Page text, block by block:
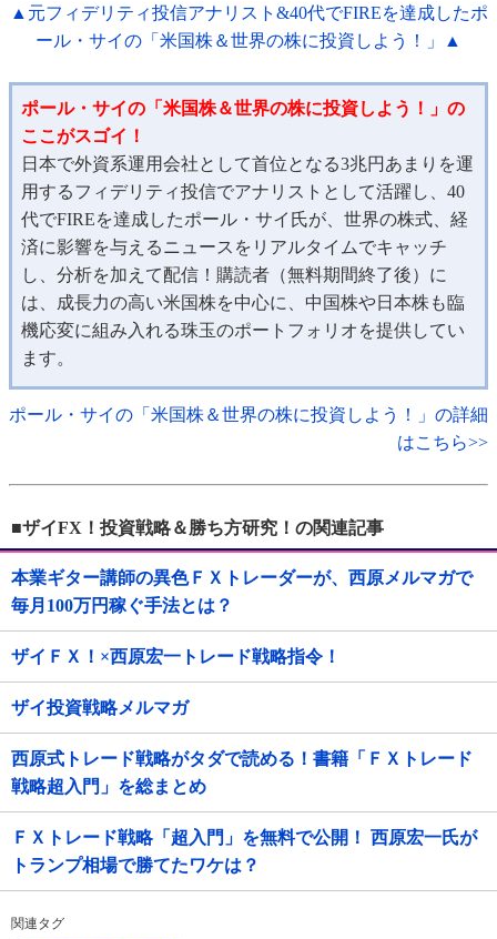
▲元フィデリティ投信アナリスト&40代でFIREを達成したポ
ール・サイの「米国株＆世界の株に投資しよう！」▲
ポール・サイの「米国株＆世界の株に投資しよう！」の
ここがスゴイ！
日本で外資系運用会社として首位となる3兆円あまりを運
用するフィデリティ投信でアナリストとして活躍し、40
代でFIREを達成したポール・サイ氏が、世界の株式、経
済に影響を与えるニュースをリアルタイムでキャッチ
し、分析を加えて配信！購読者（無料期間終了後）に
は、成長力の高い米国株を中心に、中国株や日本株も臨
機応変に組み入れる珠玉のポートフォリオを提供してい
ます。
ポール・サイの「米国株＆世界の株に投資しよう！」の詳細
はこちら>>
■ザイFX！投資戦略＆勝ち方研究！の関連記事
本業ギター講師の異色ＦＸトレーダーが、西原メルマガで
毎月100万円稼ぐ手法とは？
ザイＦＸ！×西原宏一トレード戦略指令！
ザイ投資戦略メルマガ
西原式トレード戦略がタダで読める！書籍「ＦＸトレード
戦略超入門」を総まとめ
ＦＸトレード戦略「超入門」を無料で公開！ 西原宏一氏が
トランプ相場で勝てたワケは？
関連タグ